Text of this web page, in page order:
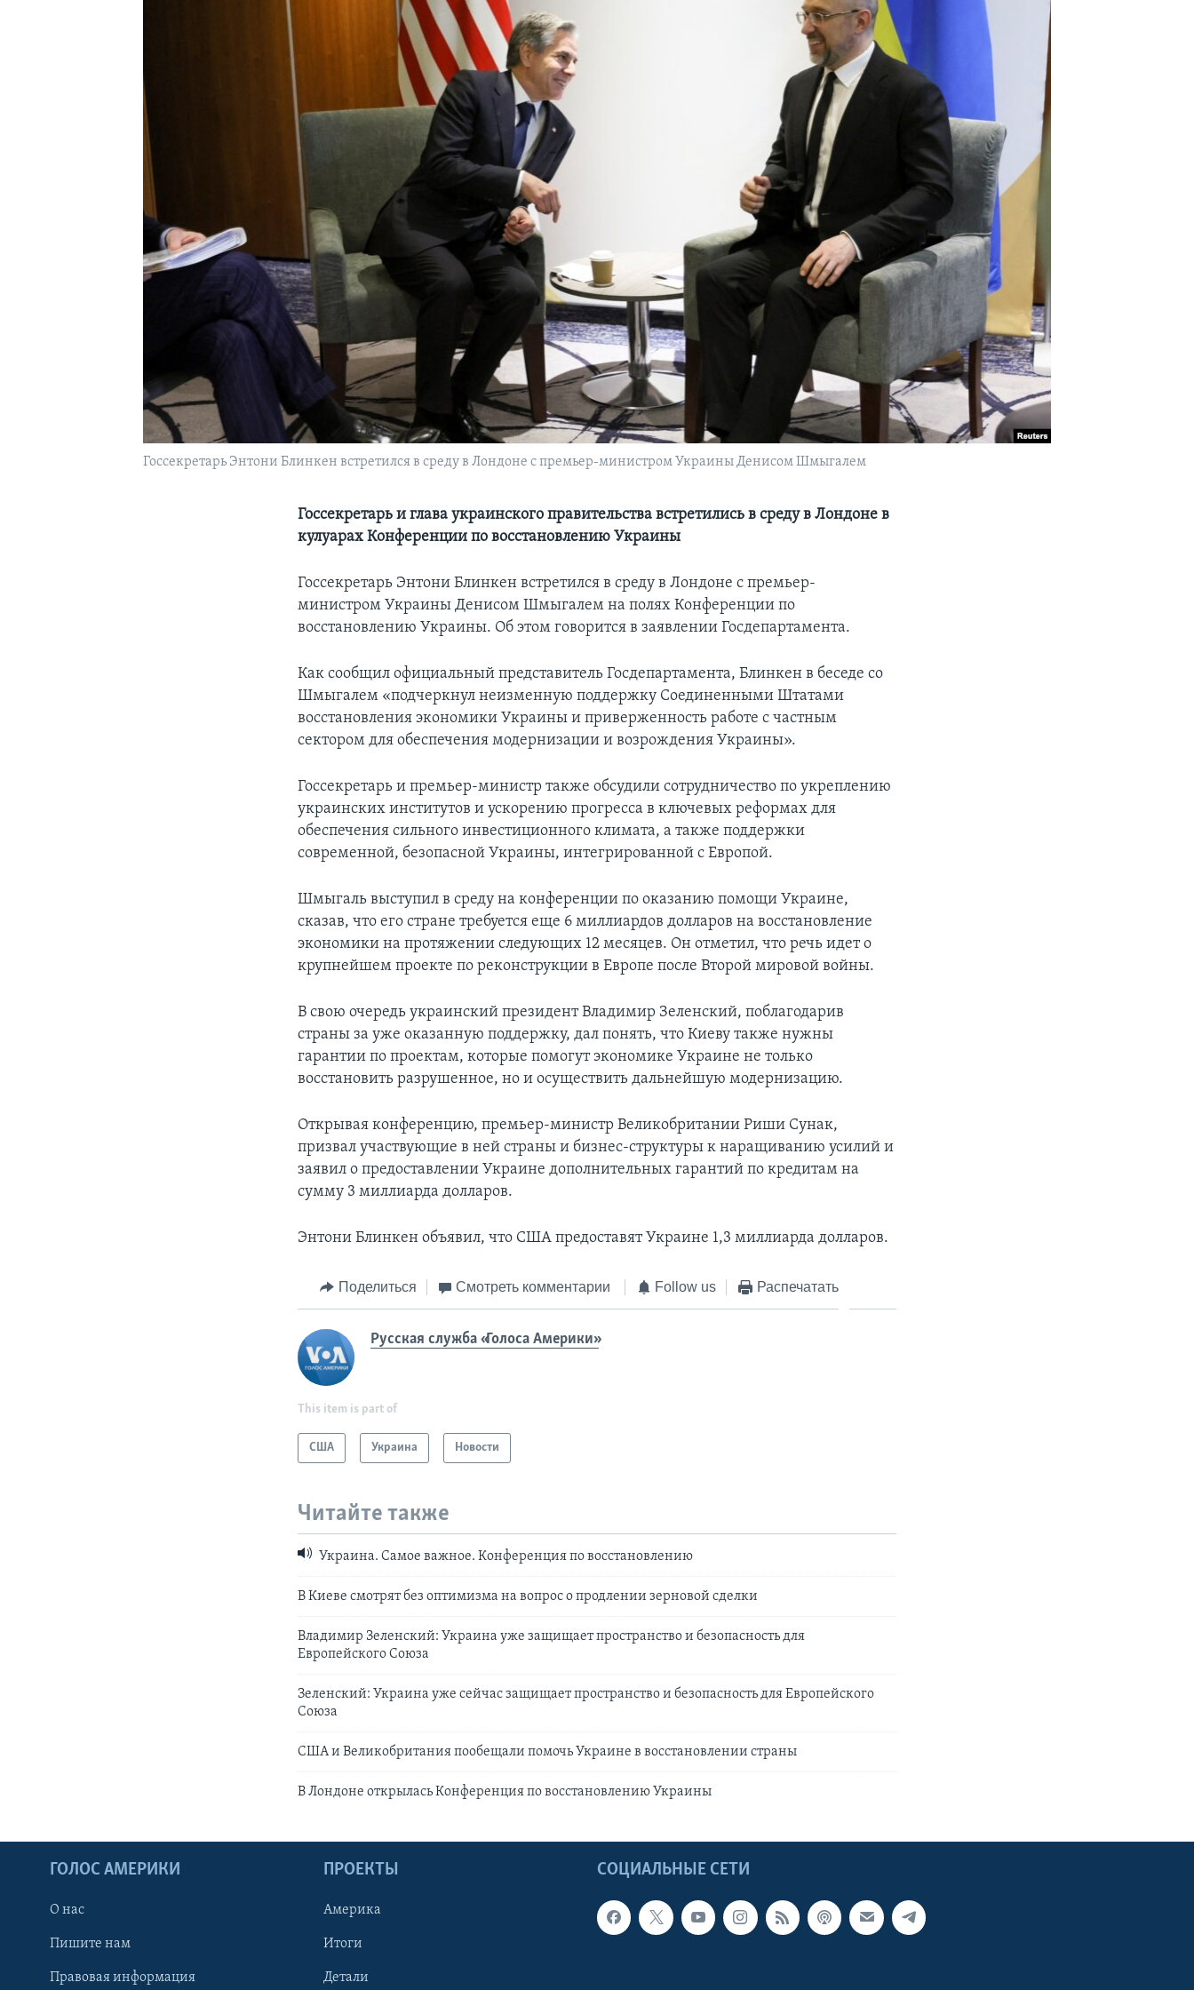
Госсекретарь Энтони Блинкен встретился в среду в Лондоне с премьер-министром Украины Денисом Шмыгалем
Госсекретарь и глава украинского правительства встретились в среду в Лондоне в
кулуарах Конференции по восстановлению Украины
Госсекретарь Энтони Блинкен встретился в среду в Лондоне с премьер-
министром Украины Денисом Шмыгалем на полях Конференции по
восстановлению Украины. Об этом говорится в заявлении Госдепартамента.
Как сообщил официальный представитель Госдепартамента, Блинкен в беседе со
Шмыгалем «подчеркнул неизменную поддержку Соединенными Штатами
восстановления экономики Украины и приверженность работе с частным
сектором для обеспечения модернизации и возрождения Украины».
Госсекретарь и премьер-министр также обсудили сотрудничество по укреплению
украинских институтов и ускорению прогресса в ключевых реформах для
обеспечения сильного инвестиционного климата, а также поддержки
современной, безопасной Украины, интегрированной с Европой.
Шмыгаль выступил в среду на конференции по оказанию помощи Украине,
сказав, что его стране требуется еще 6 миллиардов долларов на восстановление
экономики на протяжении следующих 12 месяцев. Он отметил, что речь идет о
крупнейшем проекте по реконструкции в Европе после Второй мировой войны.
В свою очередь украинский президент Владимир Зеленский, поблагодарив
страны за уже оказанную поддержку, дал понять, что Киеву также нужны
гарантии по проектам, которые помогут экономике Украине не только
восстановить разрушенное, но и осуществить дальнейшую модернизацию.
Открывая конференцию, премьер-министр Великобритании Риши Сунак,
призвал участвующие в ней страны и бизнес-структуры к наращиванию усилий и
заявил о предоставлении Украине дополнительных гарантий по кредитам на
сумму 3 миллиарда долларов.
Энтони Блинкен объявил, что США предоставят Украине 1,3 миллиарда долларов.
Поделиться Смотреть комментарии Follow us Распечатать
Русская служба «Голоса Америки»
This item is part of
США Украина Новости
Читайте также
Украина. Самое важное. Конференция по восстановлению
В Киеве смотрят без оптимизма на вопрос о продлении зерновой сделки
Владимир Зеленский: Украина уже защищает пространство и безопасность для
Европейского Союза
Зеленский: Украина уже сейчас защищает пространство и безопасность для Европейского
Союза
США и Великобритания пообещали помочь Украине в восстановлении страны
В Лондоне открылась Конференция по восстановлению Украины
СОЦИАЛЬНЫЕ СЕТИ
ГОЛОС АМЕРИКИ
О нас
Пишите нам
Правовая информация
ПРОЕКТЫ
Америка
Итоги
Детали